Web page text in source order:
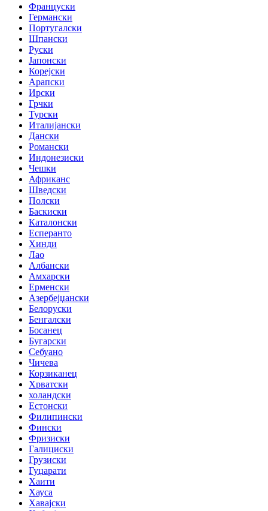
Француски
Германски
Португалски
Шпански
Руски
Јапонски
Корејски
Арапски
Ирски
Грчки
Турски
Италијански
Дански
Романски
Индонезиски
Чешки
Африканс
Шведски
Полски
Баскиски
Каталонски
Есперанто
Хинди
Лао
Албански
Амхарски
Ерменски
Азербејџански
Белоруски
Бенгалски
Босанец
Бугарски
Себуано
Чичева
Корзиканец
Хрватски
холандски
Естонски
Филипински
Фински
Фризиски
Галициски
Грузиски
Гуџарати
Хаити
Хауса
Хавајски